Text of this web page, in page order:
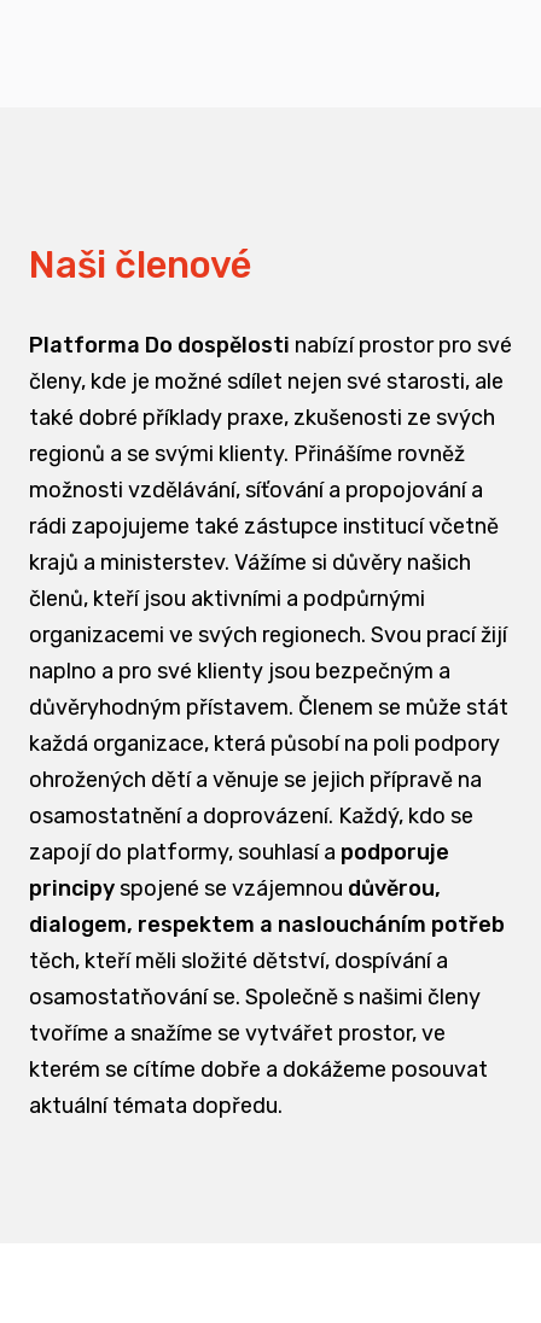
Naši členové
Platforma Do dospělosti nabízí prostor pro své
členy, kde je možné sdílet nejen své starosti, ale
také dobré příklady praxe, zkušenosti ze svých
regionů a se svými klienty. Přinášíme rovněž
možnosti vzdělávání, síťování a propojování a
rádi zapojujeme také zástupce institucí včetně
krajů a ministerstev. Vážíme si důvěry našich
členů, kteří jsou aktivními a podpůrnými
organizacemi ve svých regionech. Svou prací žijí
naplno a pro své klienty jsou bezpečným a
důvěryhodným přístavem. Členem se může stát
každá organizace, která působí na poli podpory
ohrožených dětí a věnuje se jejich přípravě na
osamostatnění a doprovázení. Každý, kdo se
zapojí do platformy, souhlasí a podporuje
principyspojené se vzájemnou důvěrou,
dialogem, respektem a nasloucháním potřeb
těch, kteří měli složité dětství, dospívání a
osamostatňování se. Společně s našimi členy
tvoříme a snažíme se vytvářet prostor, ve
kterém se cítíme dobře a dokážeme posouvat
aktuální témata dopředu.